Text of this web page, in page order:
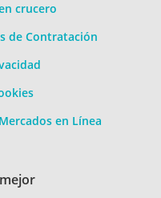
crucero
de Contratación
en Línea